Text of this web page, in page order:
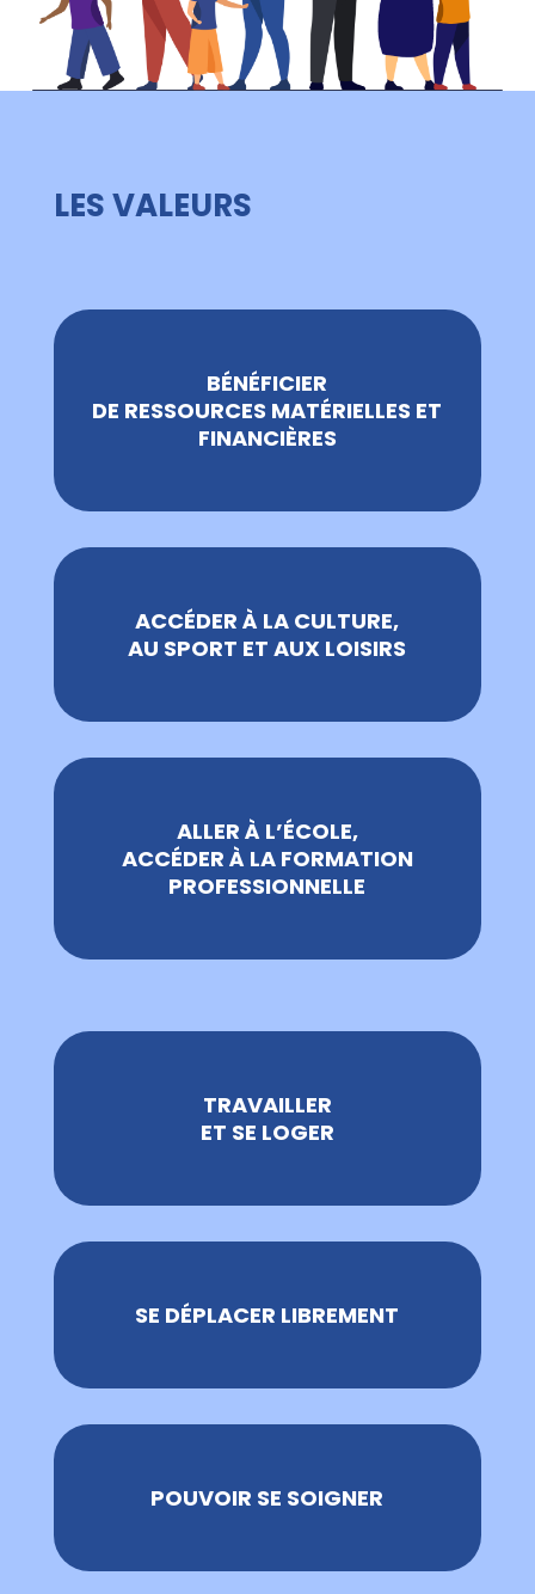
LES VALEURS
BÉNÉFICIER
DE RESSOURCES MATÉRIELLES ET
FINANCIÈRES
ACCÉDER À LA CULTURE,
AU SPORT ET AUX LOISIRS
ALLER À L’ÉCOLE,
ACCÉDER À LA FORMATION
PROFESSIONNELLE
TRAVAILLER
ET SE LOGER
SE DÉPLACER LIBREMENT
POUVOIR SE SOIGNER